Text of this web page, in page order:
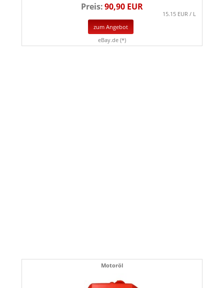
Preis:90,90 EUR
15.15 EUR / L
zum Angebot
eBay.de (*)
Motoröl